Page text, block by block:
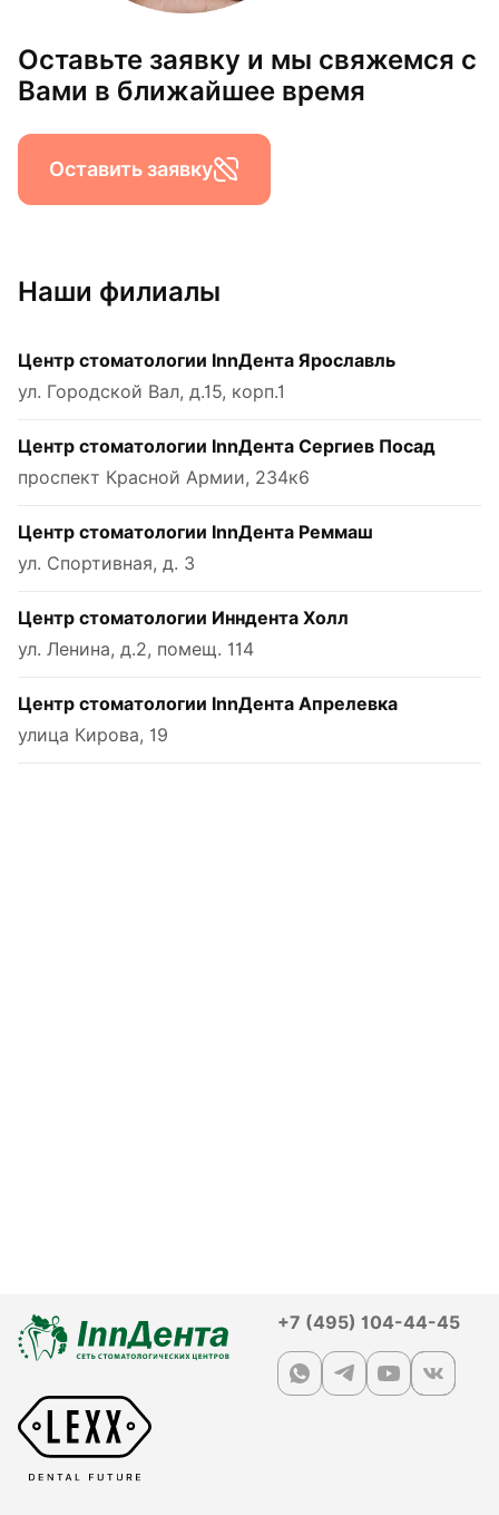
Оставьте заявку и мы свяжемся с
Вами в ближайшее время
Оставить заявку
Наши филиалы
Центр стоматологии InnДента Ярославль
ул. Городской Вал, д.15, корп.1
Центр стоматологии InnДента Сергиев Посад
проспект Красной Армии, 234к6
Центр стоматологии InnДента Реммаш
ул. Спортивная, д. 3
Центр стоматологии Инндента Холл
ул. Ленина, д.2, помещ. 114
Центр стоматологии InnДента Апрелевка
улица Кирова, 19
+7 (495) 104-44-45